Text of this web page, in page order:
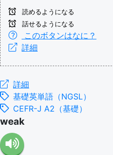
読めるようになる
話せるようになる
このボタンはなに？
詳細
詳細
基礎英単語（NGSL）
CEFR-J A2（基礎）
weak